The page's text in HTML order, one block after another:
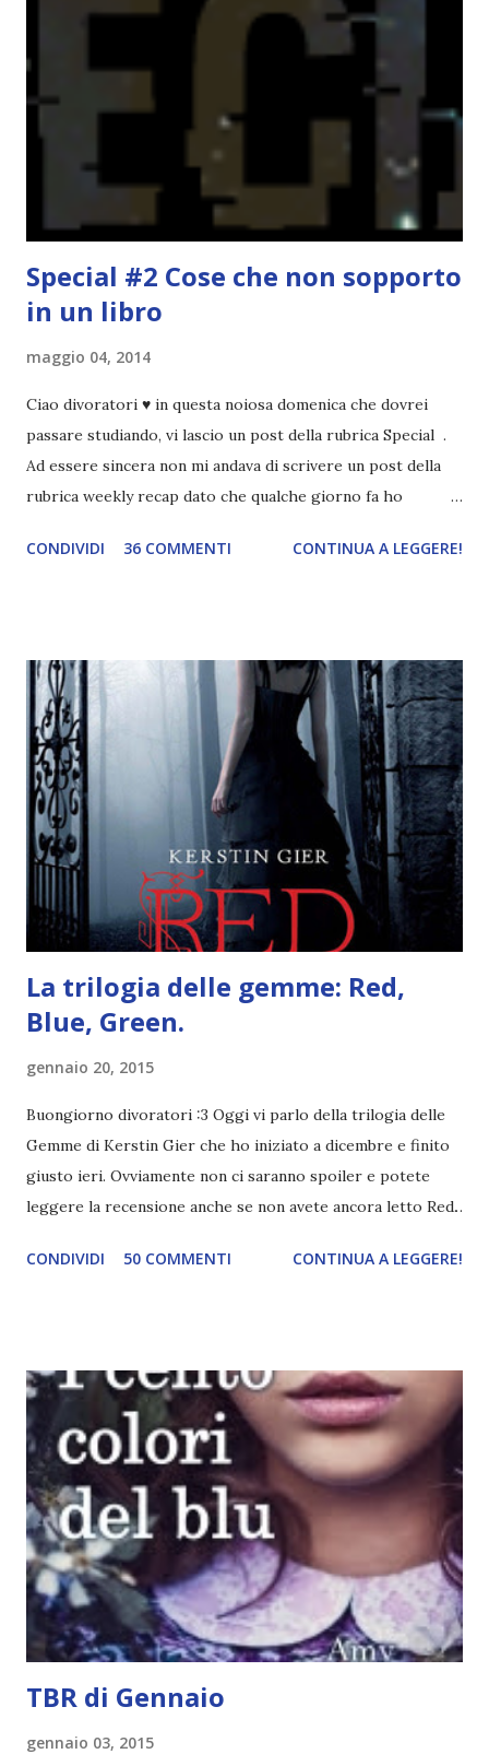
troppi libri impegnativi e davvero pochi libri "leggeri", il
che non è sempre un bene. Credo che sia stata la principale
causa per il mio calo di letture. Comunque, ogni mese -
nessun giorno fisso, però - pubblicherò questo post.
Spero che la rubrica sia di vostro gradimento. GENNAIO
TBR+OBIETTIVI Questa è la mia tbr del mese...
Special #2 Cose che non sopporto
in un libro
maggio 04, 2014
Ciao divoratori ♥ in questa noiosa domenica che dovrei
passare studiando, vi lascio un post della rubrica Special .
Ad essere sincera non mi andava di scrivere un post della
rubrica weekly recap dato che qualche giorno fa ho
troppo creare un nuovo banner xD Nella puntata di oggi vi
di dire in un libro? Ad esempio, i capelli arruffati . TUTTI I
RAGAZZI nei libri hanno i capelli arruffati. Vabbè, c'è crisi, il
pettine costa. Dovrei regalarglielo io uno. O magari del gel.
Fatto sta che nella realtà i ragazzi con i capelli così
sembrano degli scappati di casa. Ah, poi ci sono le ciocche
ribelli. Che monelli, che trasgry. Oppure tutti i personaggi
dei libri sono dei grandi lettori, fatto sta che io non ho mai
trovato una scena in ...
CONDIVIDI 36 COMMENTI CONTINUA A LEGGERE!
La trilogia delle gemme: Red,
Blue, Green.
gennaio 20, 2015
Buongiorno divoratori :3 Oggi vi parlo della trilogia delle
Gemme di Kerstin Gier che ho iniziato a dicembre e finito
giusto ieri. Ovviamente non ci saranno spoiler e potete
leggere la recensione anche se non avete ancora letto Red.
Green sono state delle letture molto piacevoli ma non
potete capire le mie aspettative! Innanzitutto, se la Gier o
la ce avesse deciso di pubblicare la trilogia in un unico libro,
probabilmente lo avrei apprezzato molto di più. Red è
molto introduttivo, nel senso che in trecento pagine non
succede un bel niente. E non ha nemmeno un finale ._.
finisce esattamente nel bel mezzo della storia (anzi, quale
"mezzo" della storia? Questa storia ha praticamente solo
l'inizio!). Stessa cosa con Blue , stessa...
CONDIVIDI 50 COMMENTI CONTINUA A LEGGERE!
TBR di Gennaio
gennaio 03, 2015